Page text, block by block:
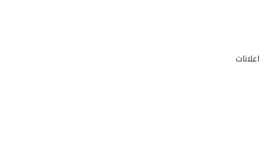
اعلانات